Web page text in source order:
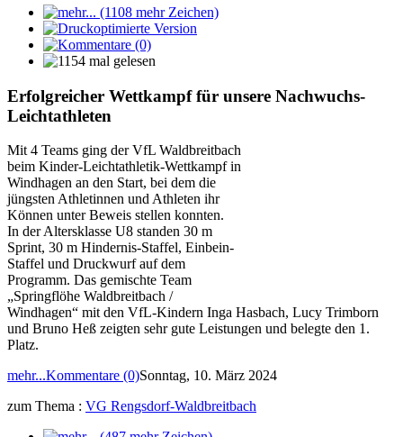
Erfolgreicher Wettkampf für unsere Nachwuchs-
Leichtathleten
Mit 4 Teams ging der VfL Waldbreitbach
beim Kinder-Leichtathletik-Wettkampf in
Windhagen an den Start, bei dem die
jüngsten Athletinnen und Athleten ihr
Können unter Beweis stellen konnten.
In der Altersklasse U8 standen 30 m
Sprint, 30 m Hindernis-Staffel, Einbein-
Staffel und Druckwurf auf dem
Programm. Das gemischte Team
„Springflöhe Waldbreitbach /
Windhagen“ mit den VfL-Kindern Inga Hasbach, Lucy Trimborn
und Bruno Heß zeigten sehr gute Leistungen und belegte den 1.
Platz.
mehr...Kommentare (0)Sonntag, 10. März 2024
zum Thema : VG Rengsdorf-Waldbreitbach